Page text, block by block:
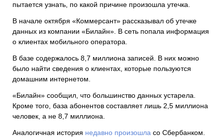
пытается узнать, по какой причине произошла утечка.
В начале октября «Коммерсант» рассказывал об утечке
данных из компании «Билайн». В сеть попала информация
о клиентах мобильного оператора.
В базе содержалось 8,7 миллиона записей. В них можно
было найти сведения о клиентах, которые пользуются
домашним интернетом.
«Билайн» сообщил, что большинство данных устарела.
Кроме того, база абонентов составляет лишь 2,5 миллиона
человек, а не 8,7 миллиона.
Аналогичная история недавно произошла со Сбербанком.